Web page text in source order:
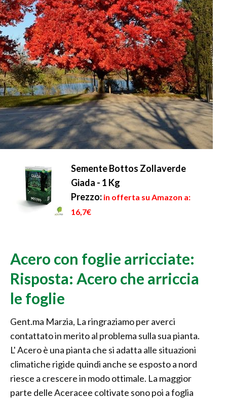
Semente Bottos Zollaverde
Giada - 1 Kg
Prezzo: in offerta su Amazon a:
16,7€
Acero con foglie arricciate:
Risposta: Acero che arriccia
le foglie
Gent.ma Marzia, La ringraziamo per averci
contattato in merito al problema sulla sua pianta.
L' Acero è una pianta che si adatta alle situazioni
climatiche rigide quindi anche se esposto a nord
riesce a crescere in modo ottimale. La maggior
parte delle Aceracee coltivate sono poi a foglia